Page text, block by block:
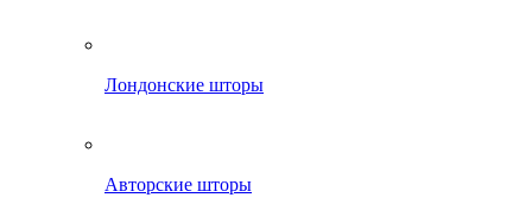
Лондонские шторы
Авторские шторы